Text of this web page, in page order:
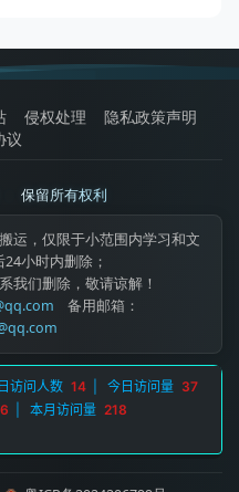
侵权处理
隐私政策声明
议
保留所有权利
运，仅限于小范围内学习和文
小时内删除；
我们删除，敬请谅解！
备用邮箱：